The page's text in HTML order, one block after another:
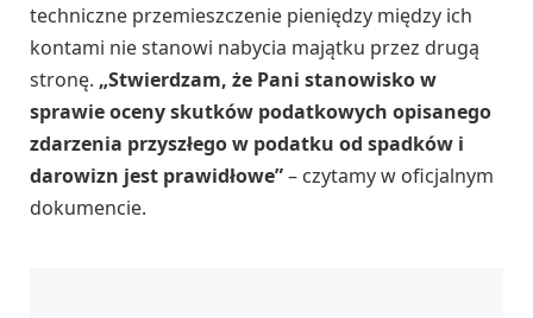
techniczne przemieszczenie pieniędzy między ich
kontami nie stanowi nabycia majątku przez drugą
stronę. „Stwierdzam, że Pani stanowisko w
sprawie oceny skutków podatkowych opisanego
zdarzenia przyszłego w podatku od spadków i
darowizn jest prawidłowe”– czytamy w oficjalnym
dokumencie.